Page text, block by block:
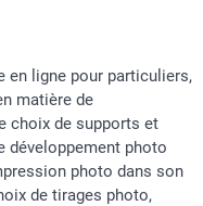
en ligne pour particuliers,
matière de
choix de supports et
développement photo
photo dans son
de tirages photo,